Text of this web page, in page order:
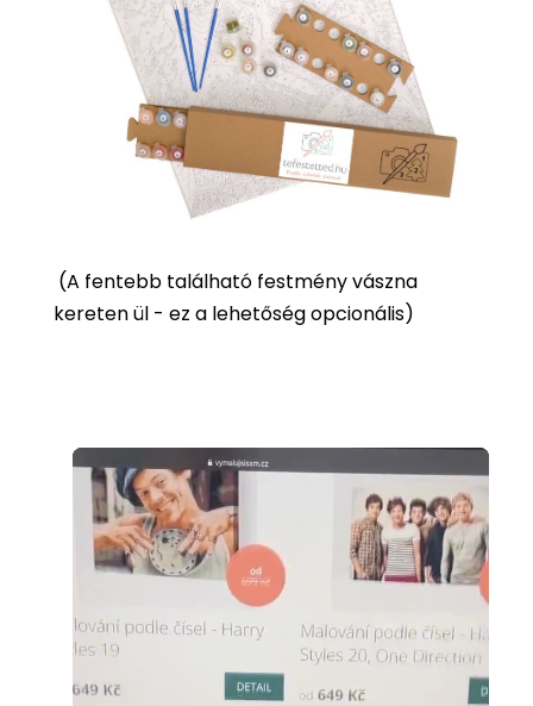
(A fentebb található festmény vászna
kereten ül - ez a lehetőség opcionális)